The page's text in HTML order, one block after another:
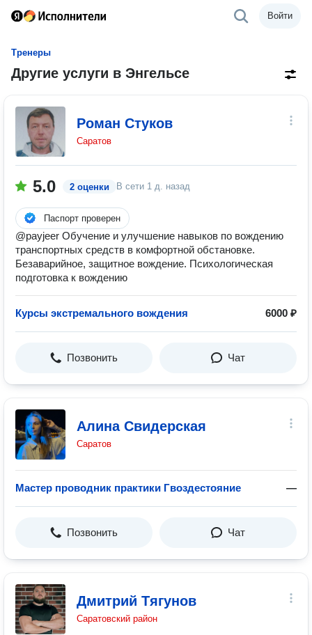
Войти
Тренеры
Другие услуги в Энгельсе
Роман Стуков
Саратов
5.0 2 оценки В сети 1 д. назад
Паспорт проверен
@payjeer Обучение и улучшение навыков по вождению
транспортных средств в комфортной обстановке.
Безаварийное, защитное вождение. Психологическая
подготовка к вождению
Курсы экстремального вождения 6000 ₽
Позвонить Чат
Алина Свидерская
Саратов
Мастер проводник практики Гвоздестояние —
Позвонить Чат
Дмитрий Тягунов
Саратовский район